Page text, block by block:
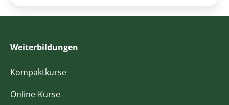
Weiterbildungen
Kompaktkurse
Online-Kurse